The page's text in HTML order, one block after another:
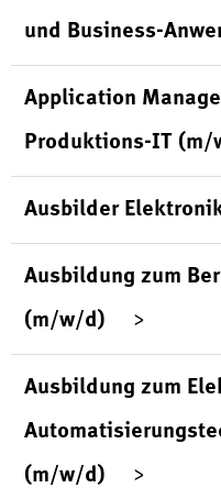
und Business-
Application
Produktions-IT (m/
Ausbilder
Ausbildung zum
(m/w/d)
Ausbildung zum
(m/w/d)